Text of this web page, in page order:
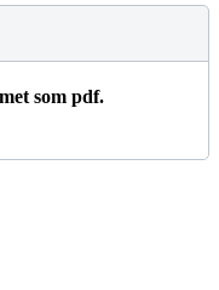
som pdf.